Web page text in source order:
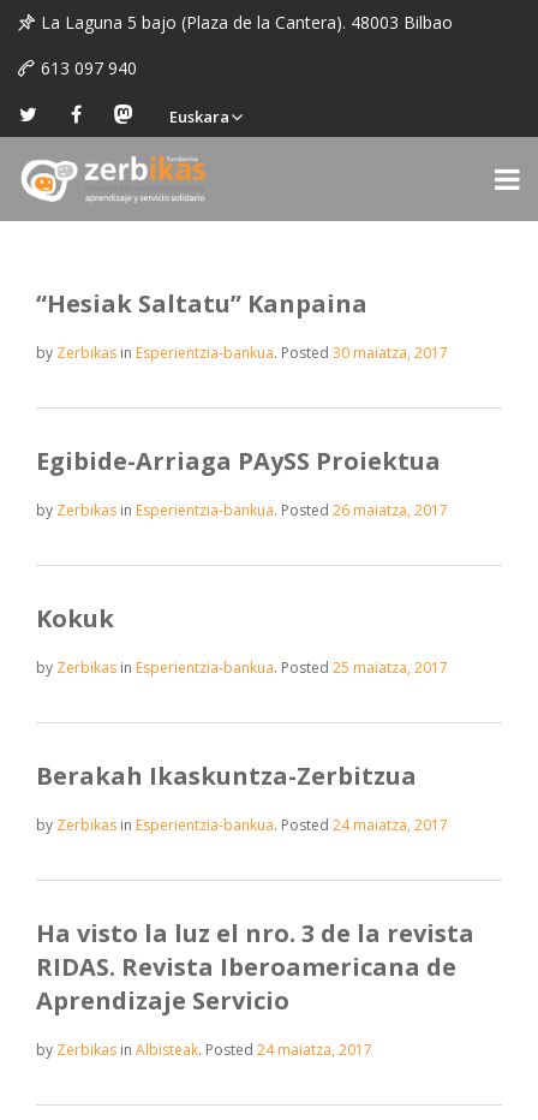
La Laguna 5 bajo (Plaza de la Cantera). 48003 Bilbao
613 097 940
Euskara
“Hesiak Saltatu” Kanpaina
by Zerbikas in Esperientzia-bankua. Posted 30 maiatza, 2017
Egibide-Arriaga PAySS Proiektua
by Zerbikas in Esperientzia-bankua. Posted 26 maiatza, 2017
Kokuk
by Zerbikas in Esperientzia-bankua. Posted 25 maiatza, 2017
Berakah Ikaskuntza-Zerbitzua
by Zerbikas in Esperientzia-bankua. Posted 24 maiatza, 2017
Ha visto la luz el nro. 3 de la revista
RIDAS. Revista Iberoamericana de
Aprendizaje Servicio
by Zerbikas in Albisteak. Posted 24 maiatza, 2017